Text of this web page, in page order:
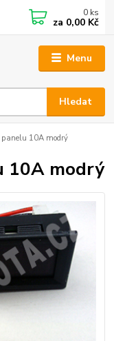
Menu
Hledat
0 ks
za 0,00 Kč
10A modrý
10A modrý